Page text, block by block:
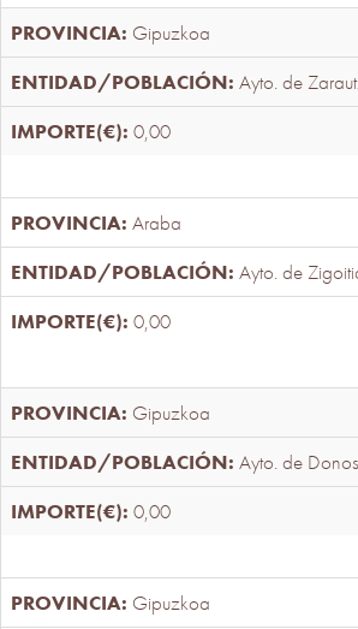
Gipuzkoa
Ayto. de
0,00
Araba
Ayto. de
0,00
Gipuzkoa
Ayto. de
0,00
Gipuzkoa